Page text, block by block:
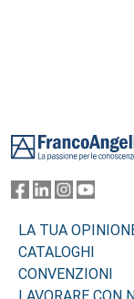
LA TUA
CATALOGHI
CONVENZIONI